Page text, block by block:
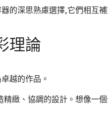
的深思熟慮選擇,它們相互補
理論
越的作品。
緻、協調的設計。想像一